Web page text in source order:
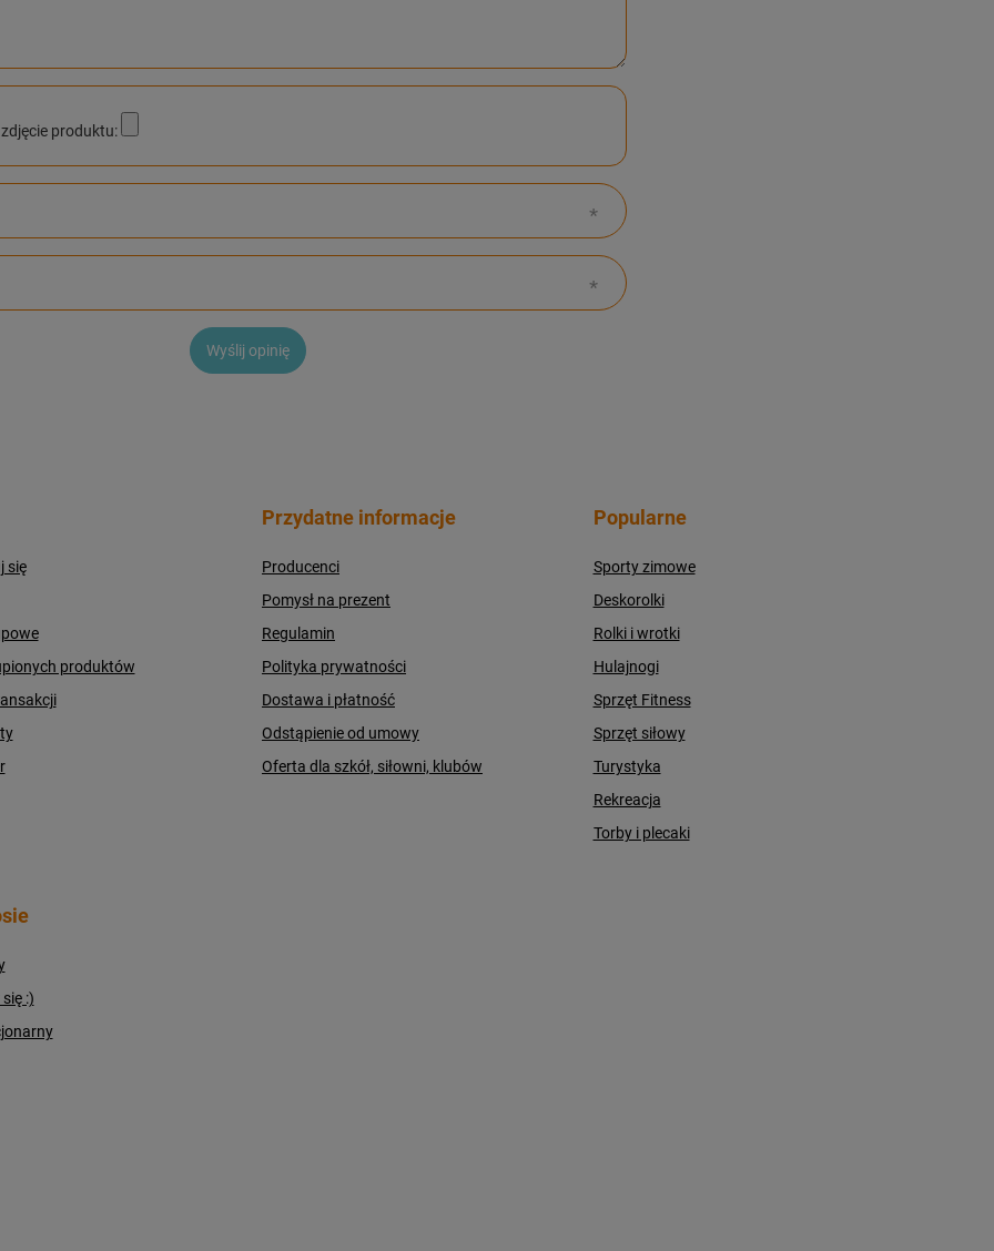
produktu:
Wyślij opinię
się
produktów
Przydatne informacje
Producenci
Pomysł na prezent
Regulamin
Polityka prywatności
Dostawa i płatność
Odstąpienie od umowy
Oferta dla szkół, siłowni, klubów
Popularne
Sporty zimowe
Deskorolki
Rolki i wrotki
Hulajnogi
Sprzęt Fitness
Sprzęt siłowy
Turystyka
Rekreacja
Torby i plecaki
:)